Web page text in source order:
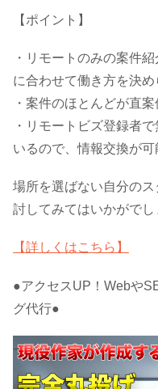
【ポイント】
・リモートのみの案件
に合わせて働き方を決め
・案件のほとんどが直
・リモートビズ登録者
いるので、情報交換が可
場所を選ばない自分の
討してみてはいかがでし
【詳しくはこちら】
●アクセスUP！Webや
グ代行●